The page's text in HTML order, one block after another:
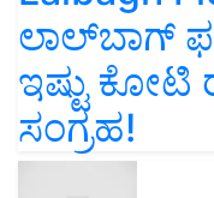
ಲಾಲ್‌ಬಾಗ್
ಇಷ್ಟು
ಸಂಗ್ರಹ!